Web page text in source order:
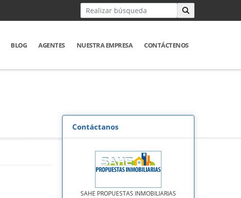
BLOG AGENTES NUESTRA EMPRESA CONTÁCTENOS
Contáctanos
SAHE PROPUESTAS INMOBILIARIAS